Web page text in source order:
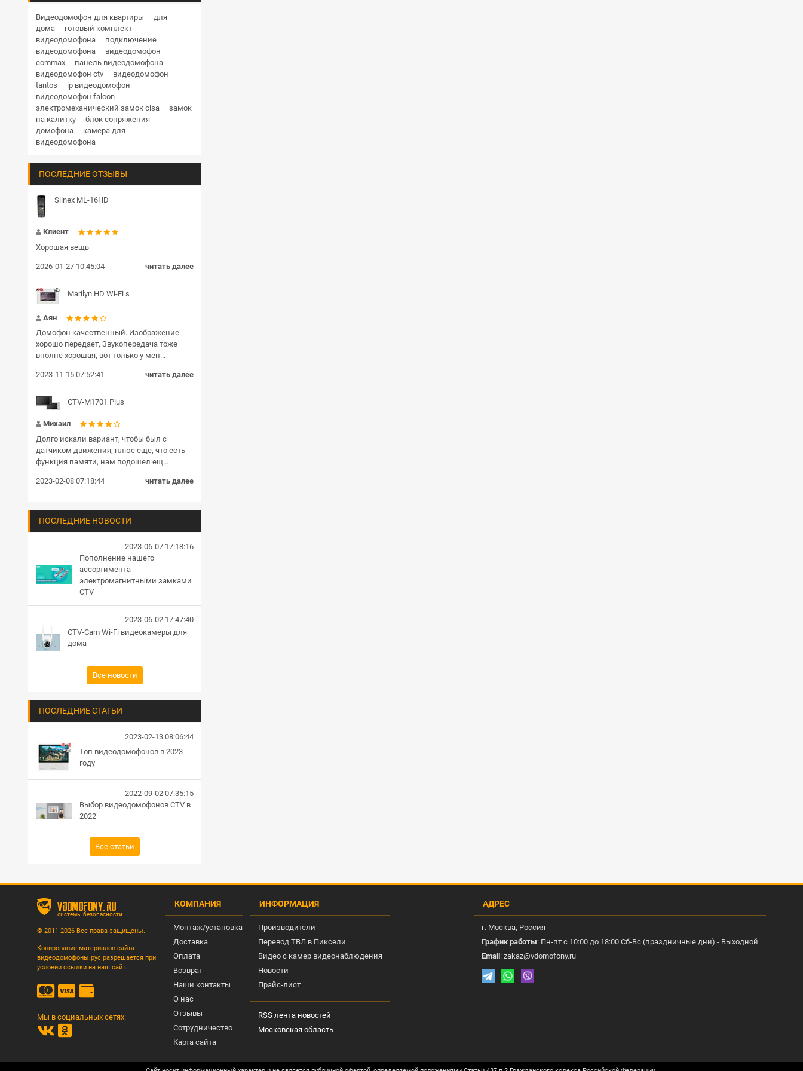
Купольная поворотная уличные
HD
1 Мп 1.3 Мп 2 Мп
RVi
Hikvision Hiwatch
Dahua
TRASSIR
BEWARD
Кнопки выхода
Гибкие переходы
Комплекты и готовые решения СКУД
Блоки сопряжения
Передатчик и приемник
Пульт управления
Громкоговорители
Видеодомофон для квартиры
для
дома
готовый комплект
видеодомофона
подключение
видеодомофона
видеодомофон
commax
панель видеодомофона
видеодомофон ctv
видеодомофон
tantos
ip видеодомофон
видеодомофон falcon
электромеханический замок cisa
замок
на калитку
блок сопряжения
домофона
камера для
видеодомофона
ПОСЛЕДНИЕ ОТЗЫВЫ
Slinex ML-16HD
Клиент
Хорошая вещь
2026-01-27 10:45:04 читать далее
Marilyn HD Wi-Fi s
Аян
Домофон качественный. Изображение
хорошо передает, Звукопередача тоже
вполне хорошая, вот только у мен...
2023-11-15 07:52:41 читать далее
CTV-M1701 Plus
Михаил
Долго искали вариант, чтобы был с
датчиком движения, плюс еще, что есть
функция памяти, нам подошел ещ...
2023-02-08 07:18:44 читать далее
ПОСЛЕДНИЕ НОВОСТИ
2023-06-07 17:18:16
Пополнение нашего
ассортимента
электромагнитными замками
CTV
2023-06-02 17:47:40
CTV-Cam Wi-Fi видеокамеры для
дома
Все новости
ПОСЛЕДНИЕ СТАТЬИ
2023-02-13 08:06:44
Топ видеодомофонов в 2023
году
2022-09-02 07:35:15
Выбор видеодомофонов CTV в
2022
Все статьи
vdomofony.ru
системы безопасности
© 2011-2026 Все права защищены.
Копирование материалов сайта
видеодомофоны.рус разрешается при
условии ссылки на наш сайт.
Мы в социальных сетях:
КОМПАНИЯ
Монтаж/установка
Доставка
Оплата
Возврат
Наши контакты
О нас
Отзывы
Сотрудничество
Карта сайта
ИНФОРМАЦИЯ
Производители
Перевод ТВЛ в Пиксели
Видео с камер видеонаблюдения
Новости
Прайс-лист
RSS лента новостей
Московская область
АДРЕС
г. Москва, Россия
График работы: Пн-пт с 10:00 до 18:00 Сб-Вс (праздничные дни) - Выходной
Email : zakaz@vdomofony.ru